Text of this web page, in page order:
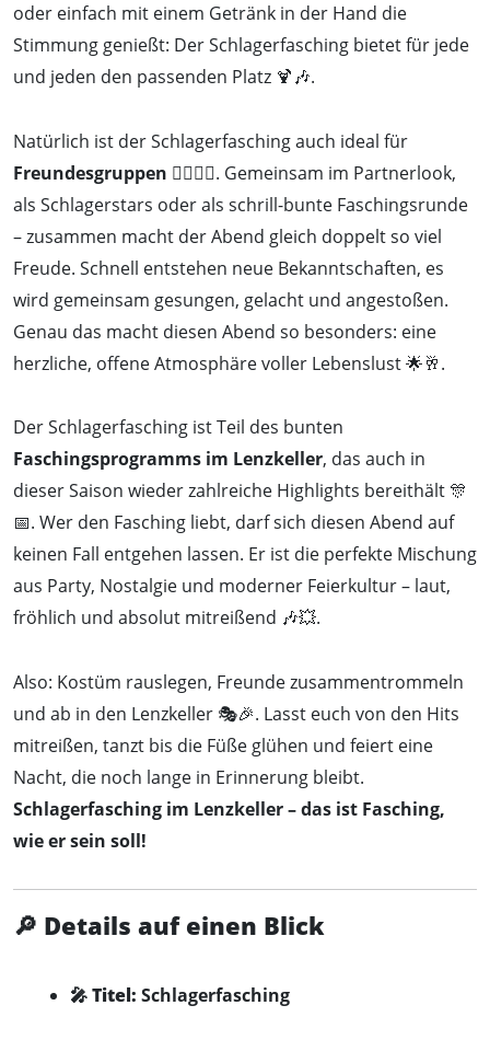
oder einfach mit einem Getränk in der Hand die
Stimmung genießt: Der Schlagerfasching bietet für jede
und jeden den passenden Platz 🍹🎶.
Natürlich ist der Schlagerfasching auch ideal für
Freundesgruppen 👯‍♀️👯‍♂️. Gemeinsam im Partnerlook,
als Schlagerstars oder als schrill-bunte Faschingsrunde
– zusammen macht der Abend gleich doppelt so viel
Freude. Schnell entstehen neue Bekanntschaften, es
wird gemeinsam gesungen, gelacht und angestoßen.
Genau das macht diesen Abend so besonders: eine
herzliche, offene Atmosphäre voller Lebenslust 🌟🥂.
Der Schlagerfasching ist Teil des bunten
Faschingsprogramms im Lenzkeller, das auch in
dieser Saison wieder zahlreiche Highlights bereithält 🎊
📅. Wer den Fasching liebt, darf sich diesen Abend auf
keinen Fall entgehen lassen. Er ist die perfekte Mischung
aus Party, Nostalgie und moderner Feierkultur – laut,
fröhlich und absolut mitreißend 🎶💥.
Also: Kostüm rauslegen, Freunde zusammentrommeln
und ab in den Lenzkeller 🎭🎉. Lasst euch von den Hits
mitreißen, tanzt bis die Füße glühen und feiert eine
Nacht, die noch lange in Erinnerung bleibt.
Schlagerfasching im Lenzkeller – das ist Fasching,
wie er sein soll!
🔎 Details auf einen Blick
🎤Titel: Schlagerfasching